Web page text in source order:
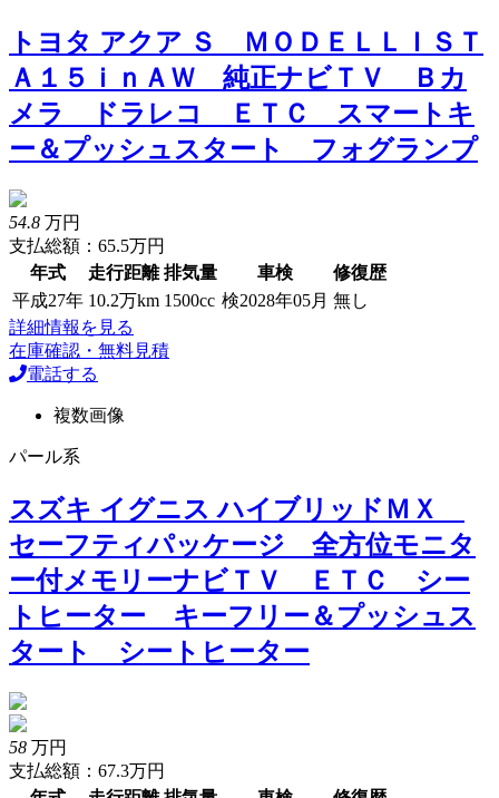
トヨタ アクア Ｓ ＭＯＤＥＬＬＩＳＴ
Ａ１５ｉｎＡＷ 純正ナビＴＶ Ｂカ
メラ ドラレコ ＥＴＣ スマートキ
ー＆プッシュスタート フォグランプ
54.8 万円
支払総額：65.5万円
年式
走行距離 排気量 車検
修復歴
平成27年 10.2万km 1500cc 検2028年05月 無し
詳細情報を見る
在庫確認・無料見積
電話する
複数画像
パール系
スズキ イグニス ハイブリッドＭＸ
セーフティパッケージ 全方位モニタ
ー付メモリーナビＴＶ ＥＴＣ シー
トヒーター キーフリー＆プッシュス
タート シートヒーター
58 万円
支払総額：67.3万円